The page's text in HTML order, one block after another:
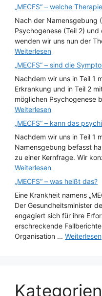
„MECFS“ – welche
Nach der Namensgebung
Psychogenese (Teil 2)
wenden wir uns nun der
Weiterlesen
„MECFS“ – sind die
Nachdem wir uns in Teil 1
Erkrankung und in Teil 2
möglichen Psychogenese
Weiterlesen
„MECFS“ – kann das
Nachdem wir uns in Teil 1
Namensgebung befasst
zu einer Kernfrage. Wir
Weiterlesen
„MECFS“ – was heißt das?
Eine Krankheit namens
Der Gesundheitsminister
engagiert sich für ihre
erschreckende
Organisation ... Weiterlesen
Kategorien